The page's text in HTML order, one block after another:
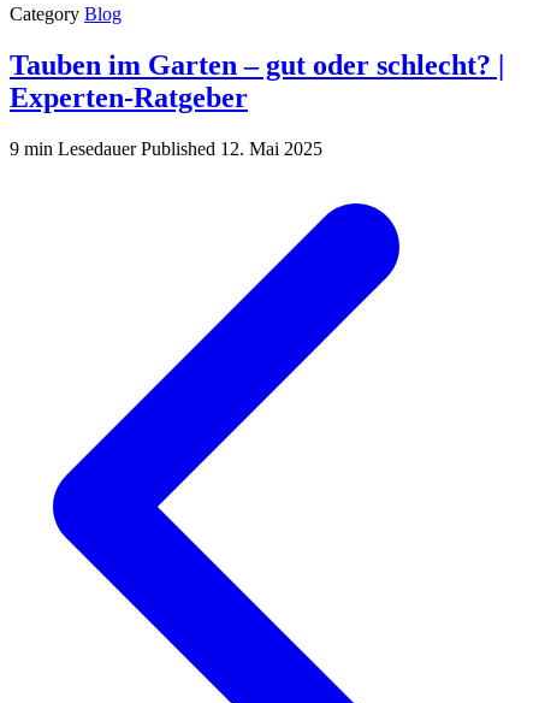
Category Blog
Tauben im Garten – gut oder schlecht? |
Experten-Ratgeber
9 min LesedauerPublished 12. Mai 2025